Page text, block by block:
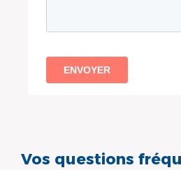
Vos questions